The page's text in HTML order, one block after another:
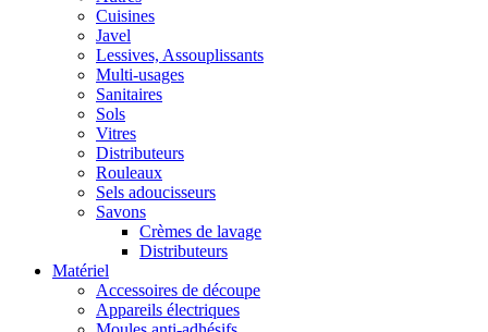
Cuisines
Javel
Lessives, Assouplissants
Multi-usages
Sanitaires
Sols
Vitres
Distributeurs
Rouleaux
Sels adoucisseurs
Savons
Crèmes de lavage
Distributeurs
Matériel
Accessoires de découpe
Appareils électriques